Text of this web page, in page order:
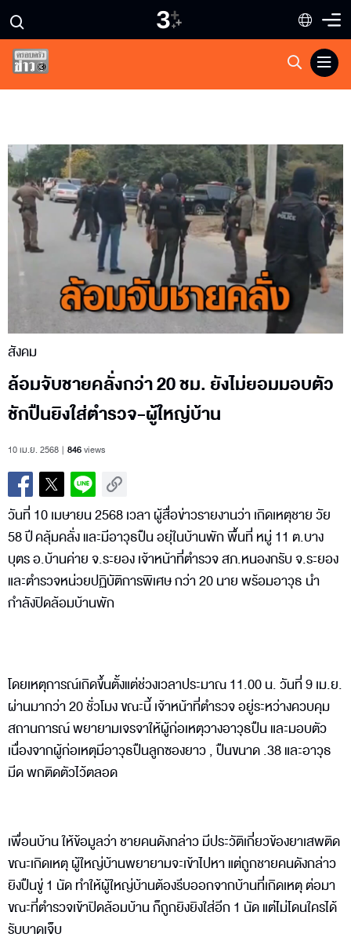
สังคม
ล้อมจับชายคลั่งกว่า 20 ชม. ยังไม่ยอมมอบตัว
ชักปืนยิงใส่ตำรวจ-ผู้ใหญ่บ้าน
10 เม.ย. 2568 846views
วันที่ 10 เมษายน 2568 เวลา ผู้สื่อข่าวรายงานว่า เกิดเหตุชาย วัย
58 ปี คลุ้มคลั่ง และมีอาวุธปืน อยุ่ในบ้านพัก พื้นที่ หมู่ 11 ต.บาง
บุตร อ.บ้านค่าย จ.ระยอง เจ้าหน้าที่ตำรวจ สภ.หนองกรับ จ.ระยอง
และตำรวจหน่วยปฏิบัติการพิเศษ กว่า 20 นาย พร้อมอาวุธ นำ
กำลังปิดล้อมบ้านพัก
โดยเหตุการณ์เกิดขึ้นตั้งแต่ช่วงเวลาประมาณ 11.00 น. วันที่ 9 เม.ย.
ผ่านมากว่า 20 ชั่วโมง ขณะนี้ เจ้าหน้าที่ตำรวจ อยู่ระหว่างควบคุม
สถานการณ์ พยายามเจรจาให้ผู้ก่อเหตุวางอาวุธปืน และมอบตัว
เนื่องจากผู้ก่อเหตุมีอาวุธปืนลูกซองยาว , ปืนขนาด .38 และอาวุธ
มีด พกติดตัวไว้ตลอด
เพื่อนบ้าน ให้ข้อมูลว่า ชายคนดังกล่าว มีประวัติเกี่ยวข้องยาเสพติด
ขณะเกิดเหตุ ผู้ใหญ่บ้านพยายามจะเข้าไปหา แต่ถูกชายคนดังกล่าว
ยิงปืนขู่ 1 นัด ทำให้ผู้ใหญ่บ้านต้องรีบออกจากบ้านที่เกิดเหตุ ต่อมา
ขณะที่ตำรวจเข้าปิดล้อมบ้าน ก็ถูกยิงยิงใส่อีก 1 นัด แต่ไม่โดนใครได้
รับบาดเจ็บ